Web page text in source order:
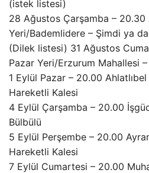
(istek listesi)
28 Ağustos Çarşamba – 20.30
Yeri/Bademlidere – Şimdi ya
(Dilek listesi) 31 Ağustos
Pazar Yeri/Erzurum Mahallesi
1 Eylül Pazar – 20.00
Hareketli Kalesi
4 Eylül Çarşamba – 20.00
Bülbülü
5 Eylül Perşembe – 20.00
Hareketli Kalesi
7 Eylül Cumartesi – 20.00